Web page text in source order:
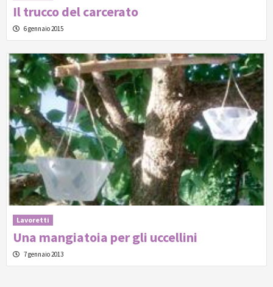
Il trucco del carcerato
6 gennaio 2015
Lavoretti
Una mangiatoia per gli uccellini
7 gennaio 2013